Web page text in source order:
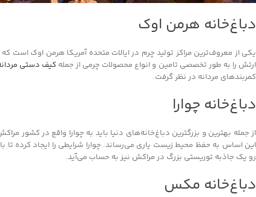
دباغ‌خانه هرمن اوک
ارتش را به طور تخصصی تامین و انواع محصولات چرمی از جمله کیف دستی
کمربندهای مردانه در نظر گرفت.
دباغ‌خانه چوارا
از جمله بهترین و بزرگترین دباغ‌خانه‌های دنیا باید به چوارا واقع در کشور
این اساس به حفظ محیط زیست یاری می‌رساند. چوارا شرایطی را ایجاد کرده تا
رو یک جاذبه توریستی بزرگ در مراکش نیز به حساب می‌آید.
دباغ‌خانه مکس